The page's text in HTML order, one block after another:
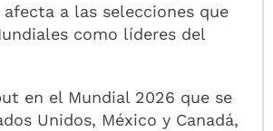
a las selecciones que
como líderes del
en el Mundial 2026 que se
Unidos, México y Canadá,